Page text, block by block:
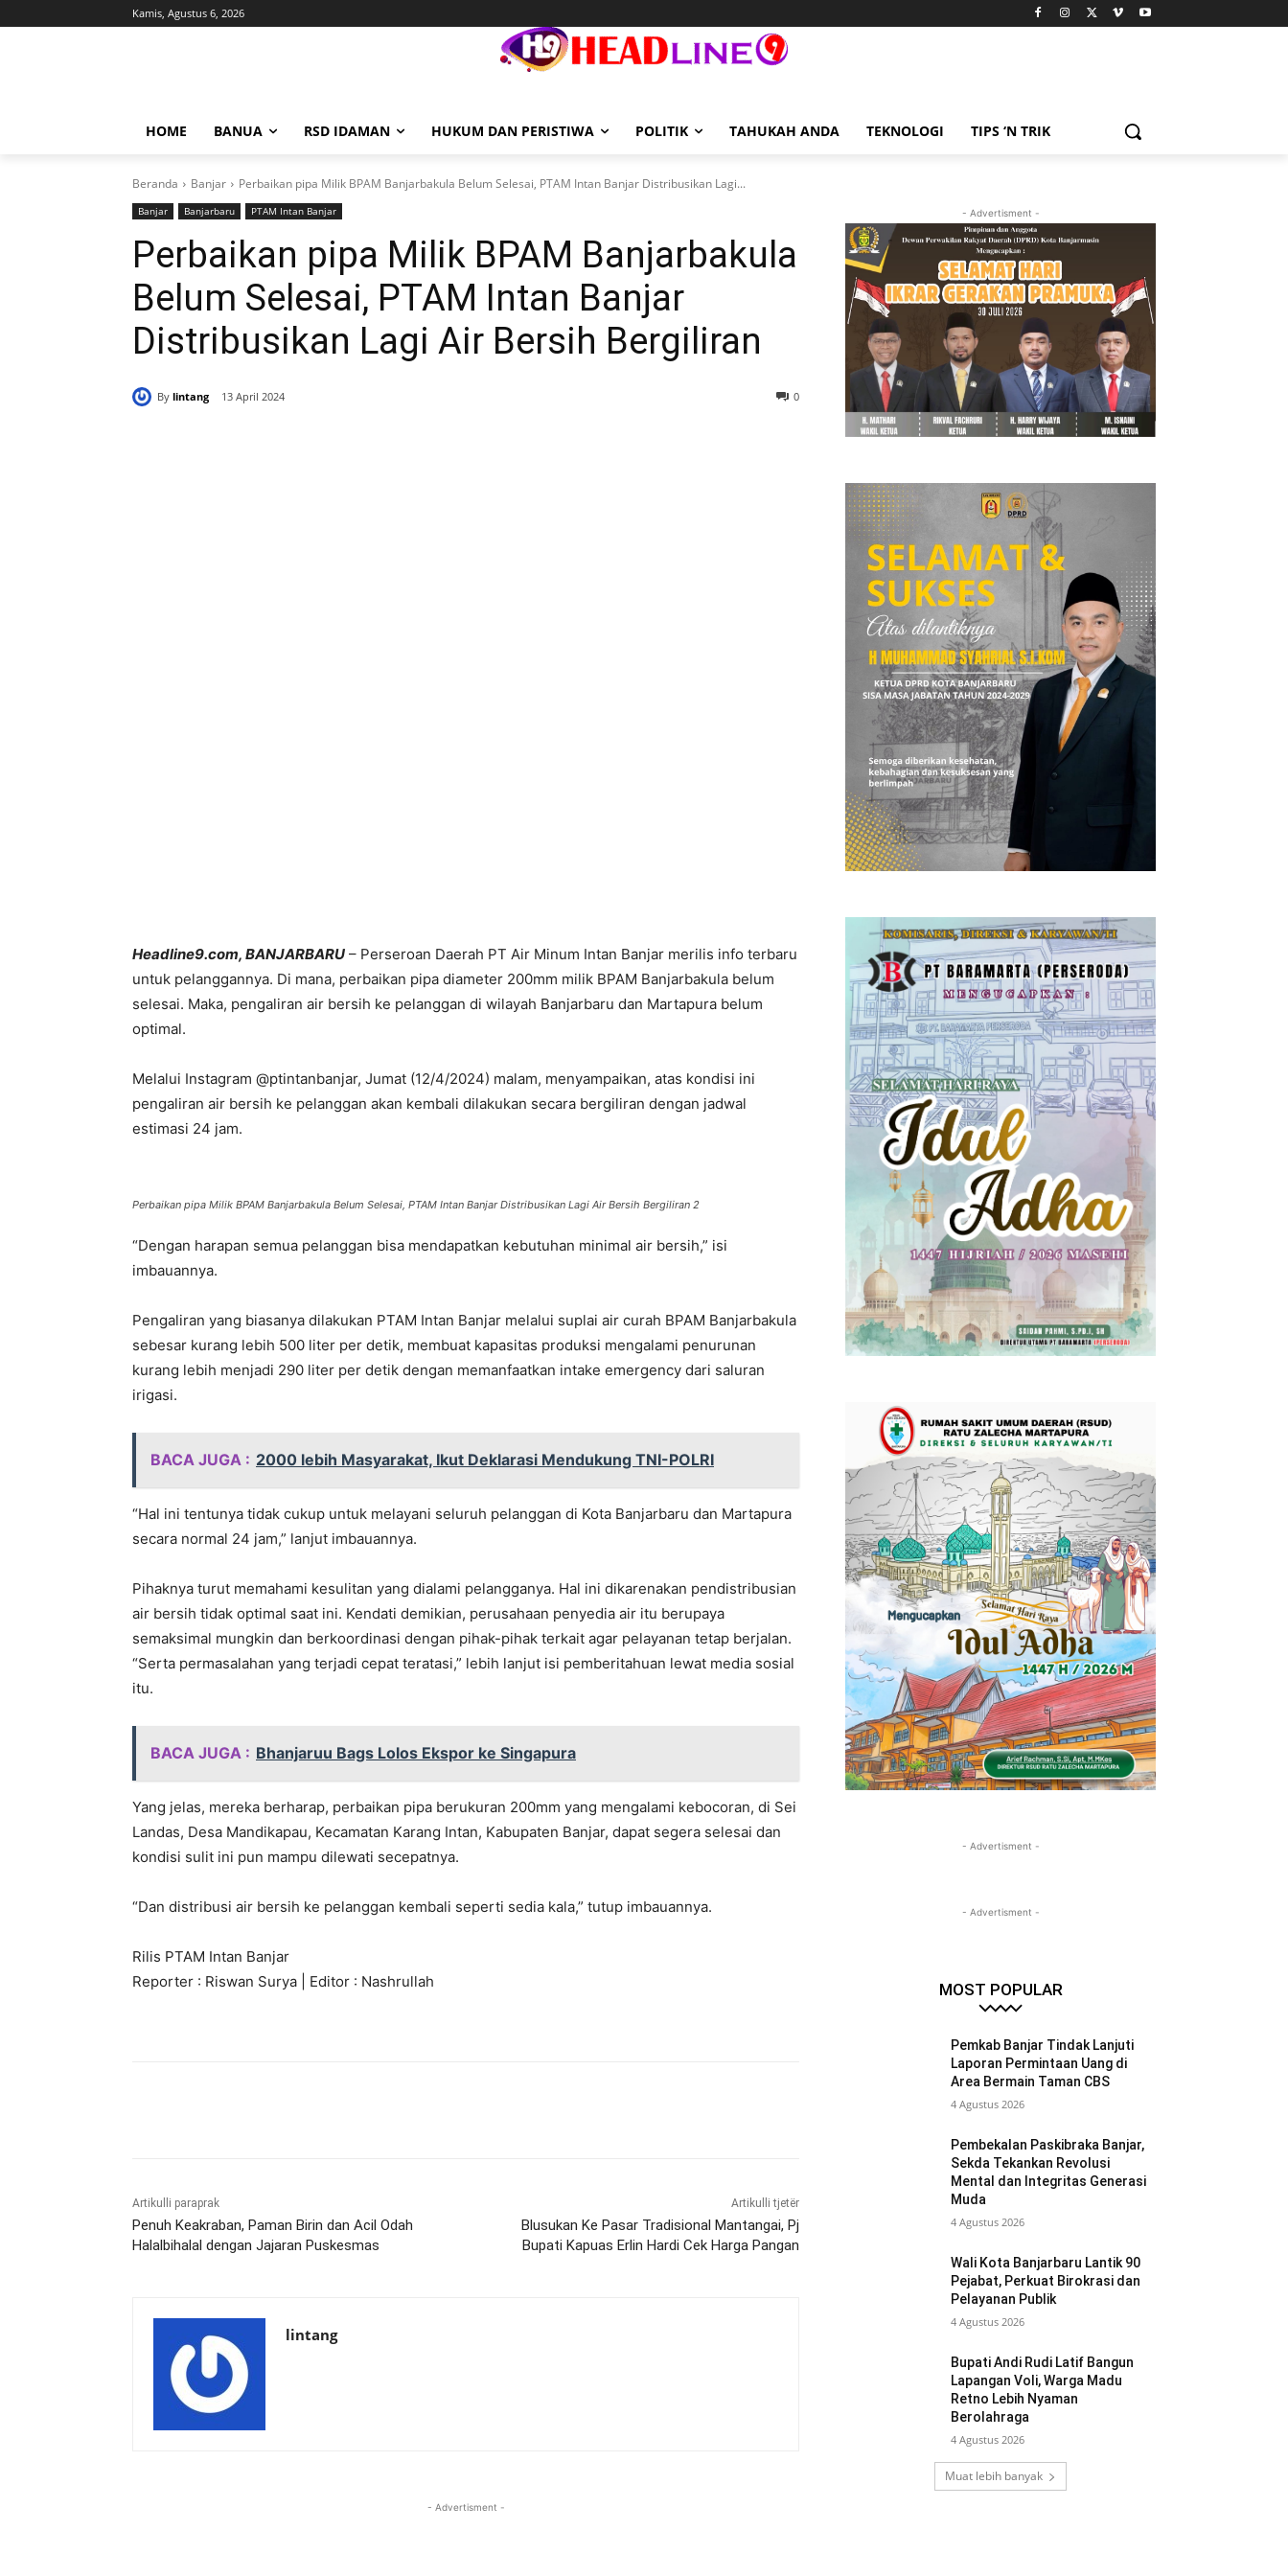
Kamis, Agustus 6, 2026
HOME BANUA RSD IDAMAN HUKUM DAN PERISTIWA POLITIK TAHUKAH ANDA TEKNOLOGI TIPS ‘N TRIK
Beranda Banjar Perbaikan pipa Milik BPAM Banjarbakula Belum Selesai, PTAM Intan Banjar Distribusikan Lagi...
Banjar Banjarbaru PTAM Intan Banjar
Perbaikan pipa Milik BPAM Banjarbakula
Belum Selesai, PTAM Intan Banjar
Distribusikan Lagi Air Bersih Bergiliran
By lintang 13 April 2024 0
Headline9.com, BANJARBARU – Perseroan Daerah PT Air Minum Intan Banjar merilis info terbaru
untuk pelanggannya. Di mana, perbaikan pipa diameter 200mm milik BPAM Banjarbakula belum
selesai. Maka, pengaliran air bersih ke pelanggan di wilayah Banjarbaru dan Martapura belum
optimal.
Melalui Instagram @ptintanbanjar, Jumat (12/4/2024) malam, menyampaikan, atas kondisi ini
pengaliran air bersih ke pelanggan akan kembali dilakukan secara bergiliran dengan jadwal
estimasi 24 jam.
Perbaikan pipa Milik BPAM Banjarbakula Belum Selesai, PTAM Intan Banjar Distribusikan Lagi Air Bersih Bergiliran 2
“Dengan harapan semua pelanggan bisa mendapatkan kebutuhan minimal air bersih,” isi
imbauannya.
Pengaliran yang biasanya dilakukan PTAM Intan Banjar melalui suplai air curah BPAM Banjarbakula
sebesar kurang lebih 500 liter per detik, membuat kapasitas produksi mengalami penurunan
kurang lebih menjadi 290 liter per detik dengan memanfaatkan intake emergency dari saluran
irigasi.
BACA JUGA : 2000 lebih Masyarakat, Ikut Deklarasi Mendukung TNI-POLRI
“Hal ini tentunya tidak cukup untuk melayani seluruh pelanggan di Kota Banjarbaru dan Martapura
secara normal 24 jam,” lanjut imbauannya.
Pihaknya turut memahami kesulitan yang dialami pelangganya. Hal ini dikarenakan pendistribusian
air bersih tidak optimal saat ini. Kendati demikian, perusahaan penyedia air itu berupaya
semaksimal mungkin dan berkoordinasi dengan pihak-pihak terkait agar pelayanan tetap berjalan.
“Serta permasalahan yang terjadi cepat teratasi,” lebih lanjut isi pemberitahuan lewat media sosial
itu.
BACA JUGA : Bhanjaruu Bags Lolos Ekspor ke Singapura
Yang jelas, mereka berharap, perbaikan pipa berukuran 200mm yang mengalami kebocoran, di Sei
Landas, Desa Mandikapau, Kecamatan Karang Intan, Kabupaten Banjar, dapat segera selesai dan
kondisi sulit ini pun mampu dilewati secepatnya.
“Dan distribusi air bersih ke pelanggan kembali seperti sedia kala,” tutup imbauannya.
Rilis PTAM Intan Banjar
Reporter : Riswan Surya | Editor : Nashrullah
Artikulli paraprak
Penuh Keakraban, Paman Birin dan Acil Odah
Halalbihalal dengan Jajaran Puskesmas
Artikulli tjetër
Blusukan Ke Pasar Tradisional Mantangai, Pj
Bupati Kapuas Erlin Hardi Cek Harga Pangan
lintang
- Advertisment -
- Advertisment -
- Advertisment -
- Advertisment -
MOST POPULAR
Pemkab Banjar Tindak Lanjuti
Laporan Permintaan Uang di
Area Bermain Taman CBS
4 Agustus 2026
Pembekalan Paskibraka Banjar,
Sekda Tekankan Revolusi
Mental dan Integritas Generasi
Muda
4 Agustus 2026
Wali Kota Banjarbaru Lantik 90
Pejabat, Perkuat Birokrasi dan
Pelayanan Publik
4 Agustus 2026
Bupati Andi Rudi Latif Bangun
Lapangan Voli, Warga Madu
Retno Lebih Nyaman
Berolahraga
4 Agustus 2026
Muat lebih banyak